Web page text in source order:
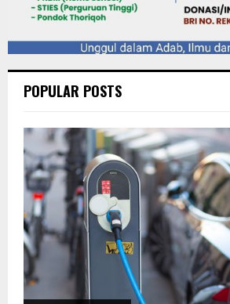
POPULAR POSTS